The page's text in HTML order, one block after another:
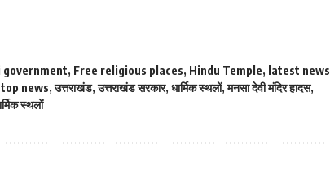
government, Free religious places, Hindu Temple, latest news
top news,उत्तराखंड,उत्तराखंड सरकार, धार्मिक स्थलों,मनसा देवी मंदिर हादस,
स्थलों